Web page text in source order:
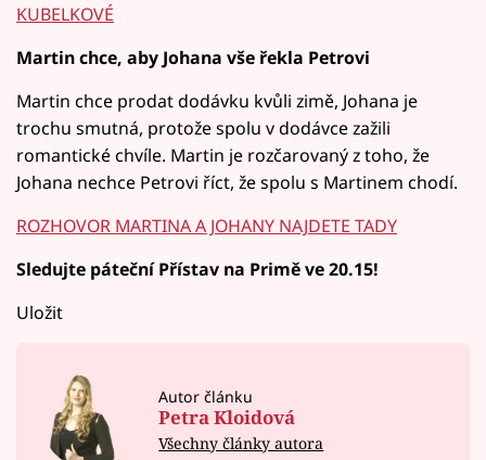
KUBELKOVÉ
Martin chce, aby Johana vše řekla Petrovi
Martin chce prodat dodávku kvůli zimě, Johana je
trochu smutná, protože spolu v dodávce zažili
romantické chvíle. Martin je rozčarovaný z toho, že
Johana nechce Petrovi říct, že spolu s Martinem chodí.
ROZHOVOR MARTINA A JOHANY NAJDETE TADY
Sledujte páteční Přístav na Primě ve 20.15!
Uložit
Autor článku
Petra Kloidová
Všechny články autora